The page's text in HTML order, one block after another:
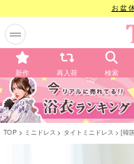
お盆
新作 再入荷 検索
TOP ミニドレス タイトミニドレス [韓